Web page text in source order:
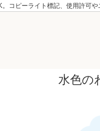
コピーライト標記、使用許可や
水色の